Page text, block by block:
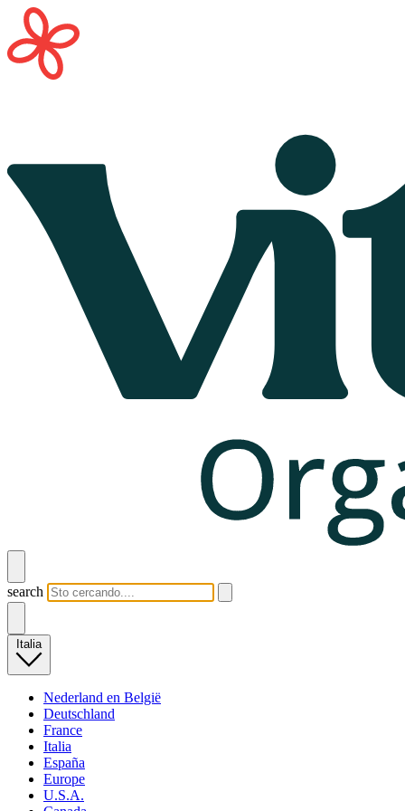
search
Italia
Nederland en België
Deutschland
France
Italia
España
Europe
U.S.A.